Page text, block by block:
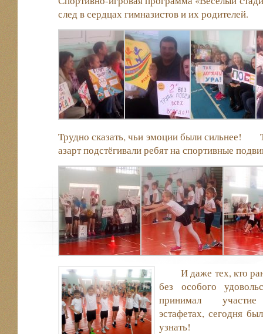
след в сердцах гимназистов и их родителей.
Трудно сказать, чьи эмоции были сильнее!
азарт подстёгивали ребят на спортивные
И даже тех, кто
без особого
принимал
эстафетах, сегодня